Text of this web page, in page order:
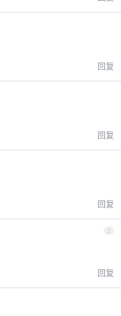
回复
回复
回复
2
回复